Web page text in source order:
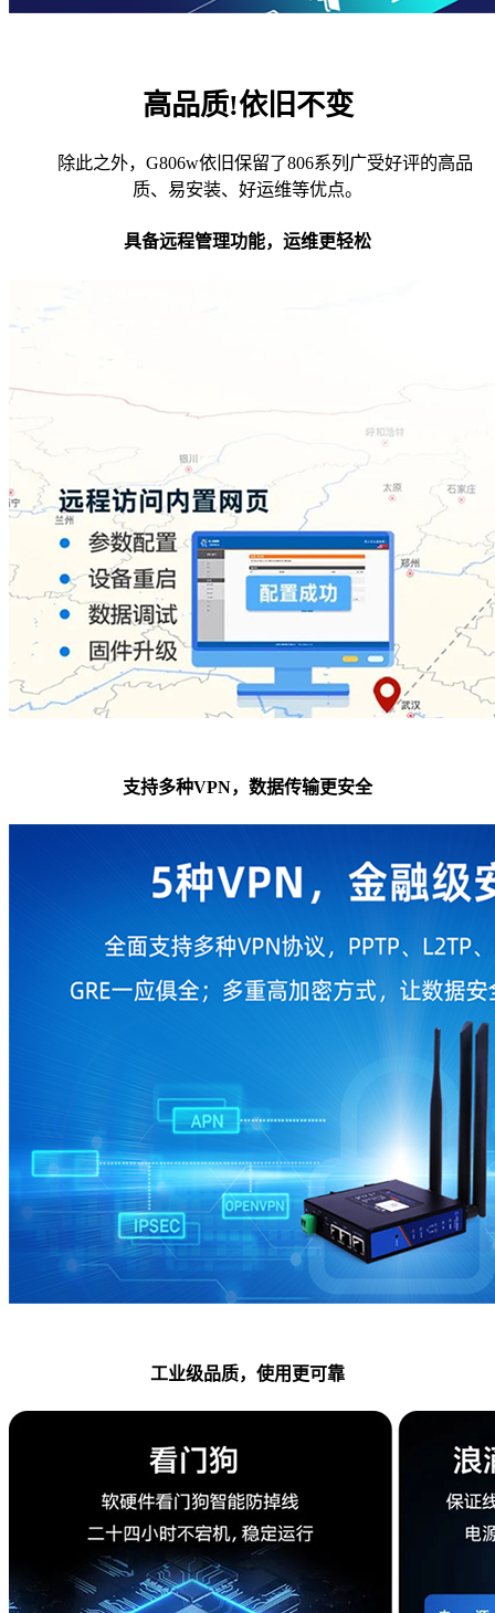
高品质!依旧不变
除此之外，G806w依旧保留了806系列广受好评的高品
质、易安装、好运维等优点。
具备远程管理功能，运维更轻松
支持多种VPN，数据传输更安全
工业级品质，使用更可靠